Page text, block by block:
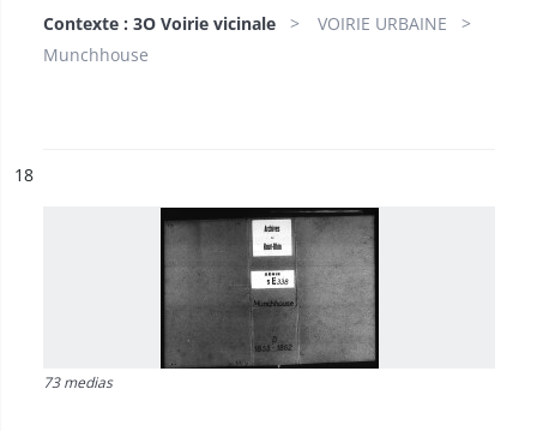
Contexte : 3O Voirie vicinale
VOIRIE URBAINE
Munchhouse
n°
18
73 medias